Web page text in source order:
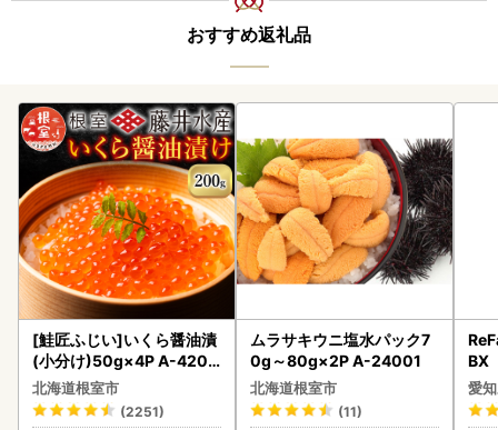
おすすめ返礼品
[鮭匠ふじい]いくら醤油漬
(小分け)50g×4P A-4209
5
北海道根室市
(2251)
ムラサキウニ塩水パック7
0g～80g×2P A-24001
北海道根室市
(11)
BX
ー
ファ
愛